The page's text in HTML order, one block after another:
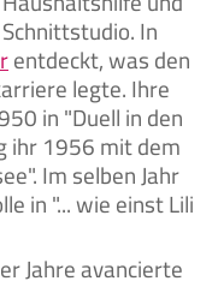
In
entdeckt, was den
legte. Ihre
in "Duell in den
ihr 1956 mit dem
Im selben Jahr
in "... wie einst Lili
Jahre avancierte